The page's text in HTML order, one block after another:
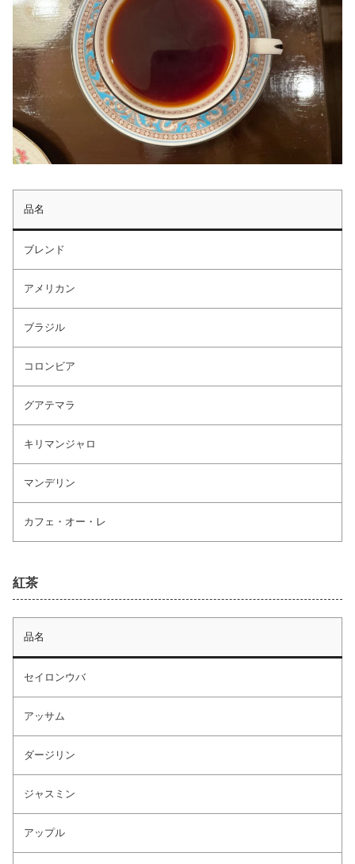
品名
ブレンド
アメリカン
ブラジル
コロンビア
グアテマラ
キリマンジャロ
マンデリン
カフェ・オー・レ
紅茶
品名
セイロンウバ
アッサム
ダージリン
ジャスミン
アップル